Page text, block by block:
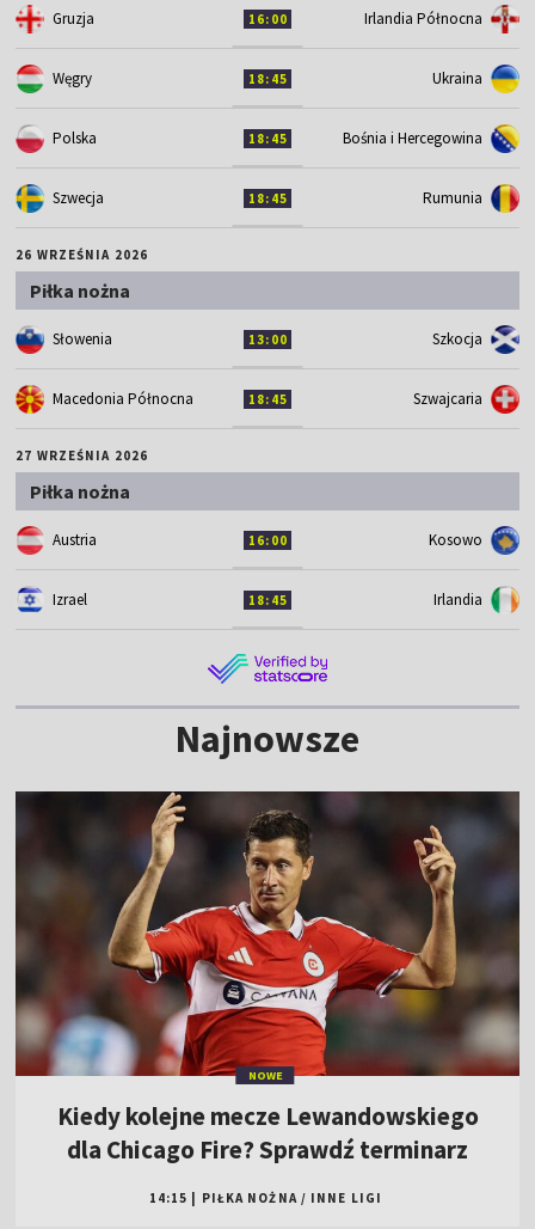
Gruzja 16:00 Irlandia Północna
Węgry 18:45 Ukraina
Polska 18:45 Bośnia i Hercegowina
Szwecja 18:45 Rumunia
26 WRZEŚNIA 2026
Piłka nożna
Słowenia 13:00 Szkocja
Macedonia Północna 18:45 Szwajcaria
27 WRZEŚNIA 2026
Piłka nożna
Austria 16:00 Kosowo
Izrael 18:45 Irlandia
Najnowsze
NOWE
Kiedy kolejne mecze Lewandowskiego
dla Chicago Fire? Sprawdź terminarz
14:15 | PIŁKA NOŻNA / INNE LIGI